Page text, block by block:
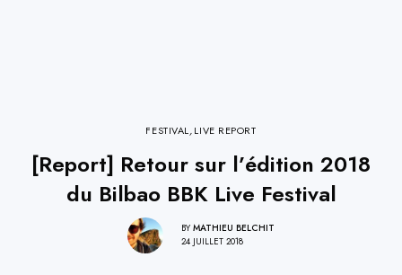
FESTIVAL,LIVE REPORT
[Report] Retour sur l’édition 2018
du Bilbao BBK Live Festival
BY MATHIEU BELCHIT
24 JUILLET 2018